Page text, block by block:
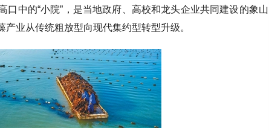
中的“小院”，是当地政府、高校和龙头企业共同建设的象山
业从传统粗放型向现代集约型转型升级。